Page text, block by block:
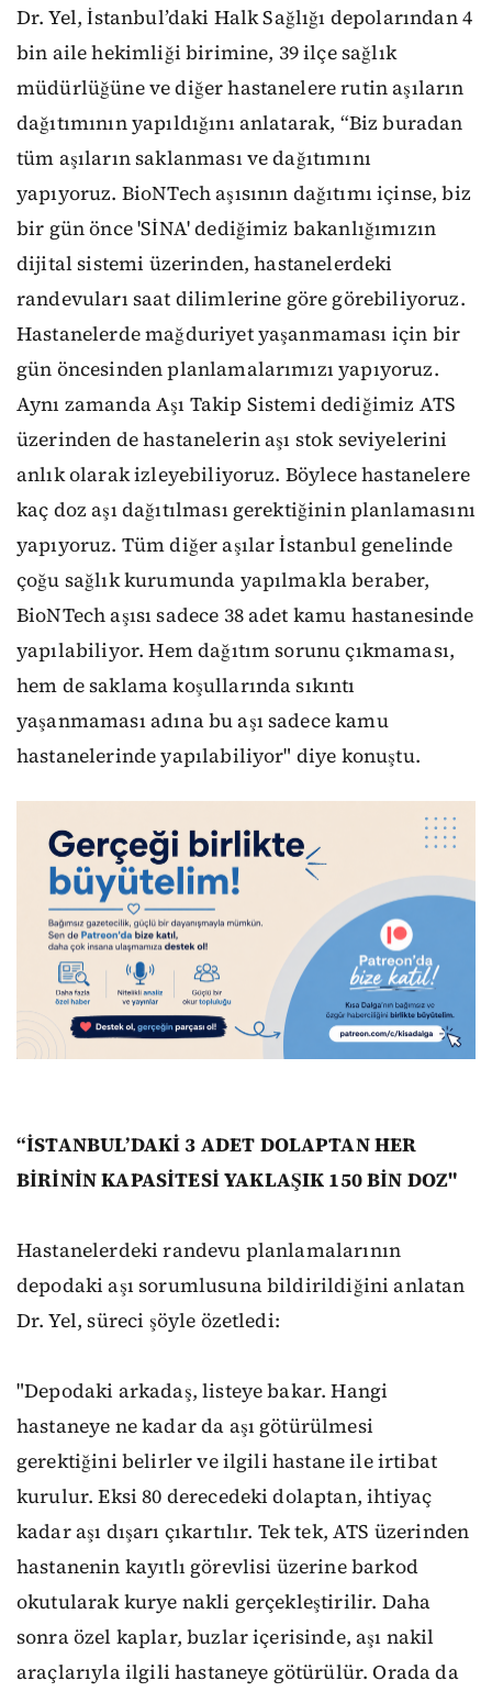
Dr. Yel, İstanbul’daki Halk Sağlığı depolarından 4
bin aile hekimliği birimine, 39 ilçe sağlık
müdürlüğüne ve diğer hastanelere rutin aşıların
dağıtımının yapıldığını anlatarak, “Biz buradan
tüm aşıların saklanması ve dağıtımını
yapıyoruz. BioNTech aşısının dağıtımı içinse, biz
bir gün önce 'SİNA' dediğimiz bakanlığımızın
dijital sistemi üzerinden, hastanelerdeki
randevuları saat dilimlerine göre görebiliyoruz.
Hastanelerde mağduriyet yaşanmaması için bir
gün öncesinden planlamalarımızı yapıyoruz.
Aynı zamanda Aşı Takip Sistemi dediğimiz ATS
üzerinden de hastanelerin aşı stok seviyelerini
anlık olarak izleyebiliyoruz. Böylece hastanelere
kaç doz aşı dağıtılması gerektiğinin planlamasını
yapıyoruz. Tüm diğer aşılar İstanbul genelinde
çoğu sağlık kurumunda yapılmakla beraber,
BioNTech aşısı sadece 38 adet kamu hastanesinde
yapılabiliyor. Hem dağıtım sorunu çıkmaması,
hem de saklama koşullarında sıkıntı
yaşanmaması adına bu aşı sadece kamu
hastanelerinde yapılabiliyor" diye konuştu.
“İSTANBUL’DAKİ 3 ADET DOLAPTAN HER
BİRİNİN KAPASİTESİ YAKLAŞIK 150 BİN DOZ"
Hastanelerdeki randevu planlamalarının
depodaki aşı sorumlusuna bildirildiğini anlatan
Dr. Yel, süreci şöyle özetledi:
"Depodaki arkadaş, listeye bakar. Hangi
hastaneye ne kadar da aşı götürülmesi
gerektiğini belirler ve ilgili hastane ile irtibat
kurulur. Eksi 80 derecedeki dolaptan, ihtiyaç
kadar aşı dışarı çıkartılır. Tek tek, ATS üzerinden
hastanenin kayıtlı görevlisi üzerine barkod
okutularak kurye nakli gerçekleştirilir. Daha
sonra özel kaplar, buzlar içerisinde, aşı nakil
araçlarıyla ilgili hastaneye götürülür. Orada da